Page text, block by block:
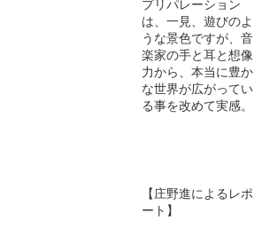
プリパレーション
は、一見、遊びのよ
うな景色ですが、音
楽家の手と耳と想像
力から、本当に豊か
な世界が広がってい
る事を改めて実感。
【庄野進によるレポ
ート】